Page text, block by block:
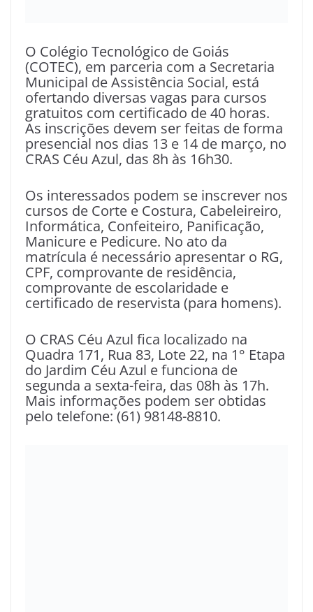
O Colégio Tecnológico de Goiás
(COTEC), em parceria com a Secretaria
Municipal de Assistência Social, está
ofertando diversas vagas para cursos
gratuitos com certificado de 40 horas.
As inscrições devem ser feitas de forma
presencial nos dias 13 e 14 de março, no
CRAS Céu Azul, das 8h às 16h30.
Os interessados podem se inscrever nos
cursos de Corte e Costura, Cabeleireiro,
Informática, Confeiteiro, Panificação,
Manicure e Pedicure. No ato da
matrícula é necessário apresentar o RG,
CPF, comprovante de residência,
comprovante de escolaridade e
certificado de reservista (para homens).
O CRAS Céu Azul fica localizado na
Quadra 171, Rua 83, Lote 22, na 1° Etapa
do Jardim Céu Azul e funciona de
segunda a sexta-feira, das 08h às 17h.
Mais informações podem ser obtidas
pelo telefone: (61) 98148-8810.